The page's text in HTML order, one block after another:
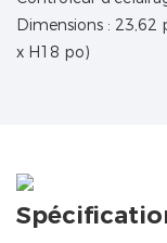
Dimensions :
x H18 po)